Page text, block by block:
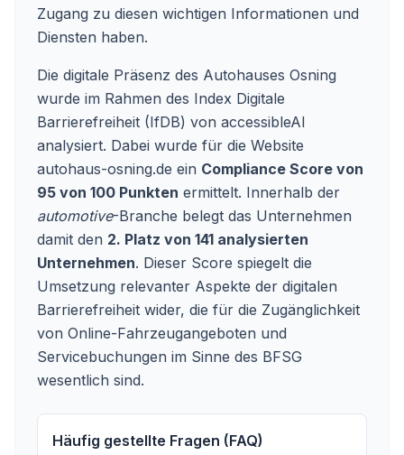
Zugang zu diesen wichtigen Informationen und
Diensten haben.
Die digitale Präsenz des Autohauses Osning
wurde im Rahmen des Index Digitale
Barrierefreiheit (IfDB) von accessibleAI
analysiert. Dabei wurde für die Website
autohaus-osning.de ein Compliance Score von
95 von 100 Punkten ermittelt. Innerhalb der
automotive-Branche belegt das Unternehmen
damit den 2. Platz von 141 analysierten
Unternehmen. Dieser Score spiegelt die
Umsetzung relevanter Aspekte der digitalen
Barrierefreiheit wider, die für die Zugänglichkeit
von Online-Fahrzeugangeboten und
Servicebuchungen im Sinne des BFSG
wesentlich sind.
Häufig gestellte Fragen (FAQ)